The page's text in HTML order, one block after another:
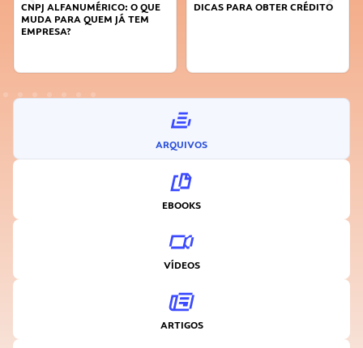
DICAS PARA OBTER CRÉDITO
FAÇA A DIFERENÇA: SEJA
ARQUIVOS
EBOOKS
VÍDEOS
ARTIGOS